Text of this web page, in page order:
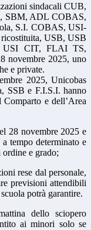
sindacali CUB,
SBM, ADL COBAS,
S.I. COBAS, USI-
USB, USB
USI CIT, FLAI TS,
novembre 2025, uno
e private.
2025, Unicobas
SSB e F.I.S.I. hanno
e dell’Area
28 novembre 2025 e
tempo determinato e
e grado;
rese dal personale,
previsioni attendibili
potrà garantire.
dello sciopero
ai minori solo se